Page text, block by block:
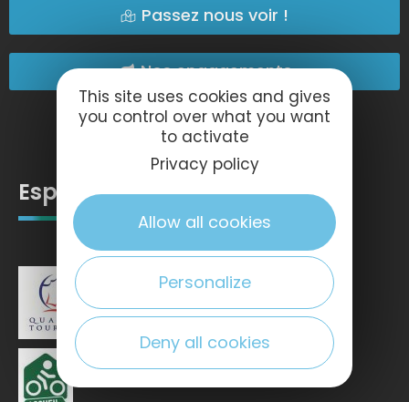
Passez nous voir !
Nos engagements
Espace pro
This site uses cookies and gives
you control over what you want
to activate
Privacy policy
Allow all cookies
Personalize
Deny all cookies